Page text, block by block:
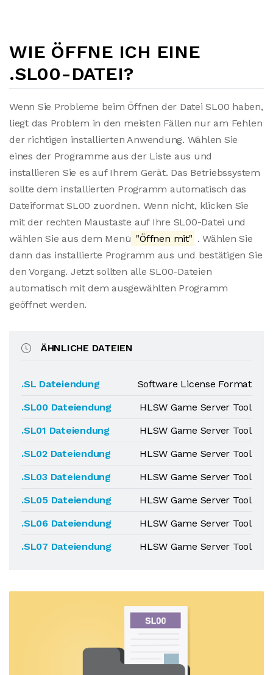
WIE ÖFFNE ICH EINE
.SL00-DATEI?
Wenn Sie Probleme beim Öffnen der Datei SL00 haben,
liegt das Problem in den meisten Fällen nur am Fehlen
der richtigen installierten Anwendung. Wählen Sie
eines der Programme aus der Liste aus und
installieren Sie es auf Ihrem Gerät. Das Betriebssystem
sollte dem installierten Programm automatisch das
Dateiformat SL00 zuordnen. Wenn nicht, klicken Sie
mit der rechten Maustaste auf Ihre SL00-Datei und
wählen Sie aus dem Menü "Öffnen mit" . Wählen Sie
dann das installierte Programm aus und bestätigen Sie
den Vorgang. Jetzt sollten alle SL00-Dateien
automatisch mit dem ausgewählten Programm
geöffnet werden.
ÄHNLICHE DATEIEN
.SL Dateiendung
Software License Format
.SL00 Dateiendung
HLSW Game Server Tool
.SL01 Dateiendung
HLSW Game Server Tool
.SL02 Dateiendung
HLSW Game Server Tool
.SL03 Dateiendung
HLSW Game Server Tool
.SL05 Dateiendung
HLSW Game Server Tool
.SL06 Dateiendung
HLSW Game Server Tool
.SL07 Dateiendung
HLSW Game Server Tool